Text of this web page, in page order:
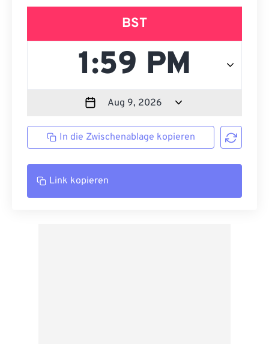
BST
In die Zwischenablage kopieren
Link kopieren